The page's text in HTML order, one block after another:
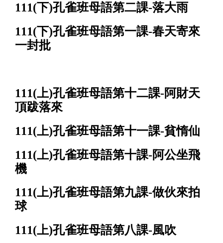
111(下)孔雀班母語第二課-落大雨
111(下)孔雀班母語第一課-春天寄來
一封批
111(上)孔雀班母語第十二課-阿財天
頂跋落來
111(上)孔雀班母語第十一課-貧惰仙
111(上)孔雀班母語第十課-阿公坐飛
機
111(上)孔雀班母語第九課-做伙來拍
球
111(上)孔雀班母語第八課-風吹